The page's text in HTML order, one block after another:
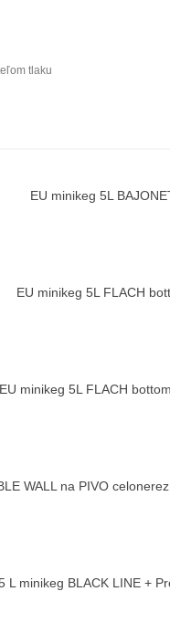
tlaku
EU minikeg 5L
EU minikeg 5L FLACH
EU minikeg 5L FLACH
WALL na PIVO
L minikeg BLACK LINE +